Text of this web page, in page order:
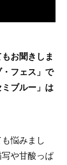
お聞きしま
フェス」で
ブルー」は
悩みまし
や甘酸っぱ